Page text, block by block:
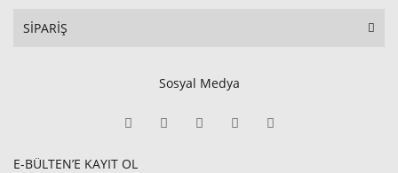
SİPARİŞ
Sosyal Medya
E-BÜLTEN’E KAYIT OL